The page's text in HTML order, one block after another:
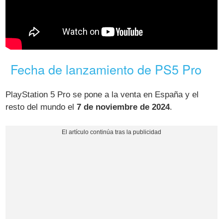
Fecha de lanzamiento de PS5 Pro
PlayStation 5 Pro se pone a la venta en España y el
resto del mundo el7 de noviembre de 2024.